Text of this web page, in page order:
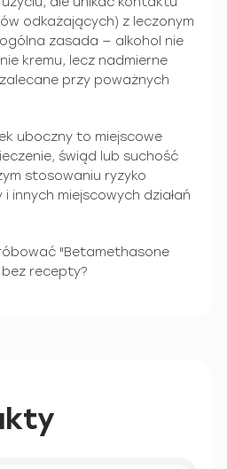
odkażających) z leczonym
zasada — alkohol nie
kremu, lecz nadmierne
przy poważnych
uboczny to miejscowe
świąd lub suchość
stosowaniu ryzyko
innych miejscowych działań
"Betamethasone
bez recepty?